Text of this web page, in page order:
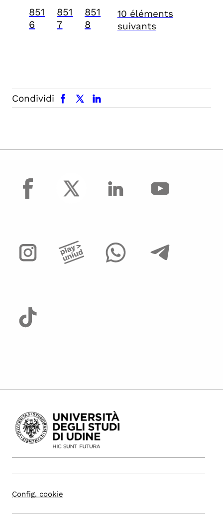
851
6
851
7
851
8
10 éléments
suivants
Condividi
facebook x.com linkedin
facebook
Config. cookie